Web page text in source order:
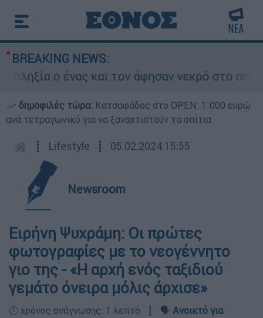
BREAKING NEWS:
ο ένας και τον άφησαν νεκρό στο σημείο
δημοφιλές τώρα: Κατσαφάδος στο OPEN: 1.000 ευρώ
ανά τετραγωνικό για να ξαναχτιστούν τα σπίτια
┋ Lifestyle ┋ 05.02.2024 15:55
Newsroom
Ειρήνη Ψυχράμη: Οι πρώτες
φωτογραφίες με το νεογέννητο
γιο της - «Η αρχή ενός ταξιδιού
γεμάτο όνειρα μόλις άρχισε»
🕛 χρόνος ανάγνωσης: 1 λεπτό ┋ 🗣️ Ανοικτό για